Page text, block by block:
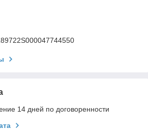
14 дней по договоренности